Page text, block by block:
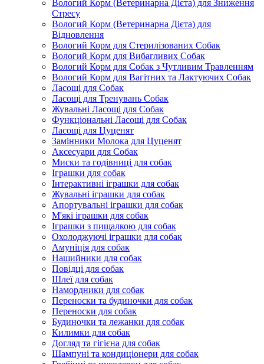
Вологий Корм (Ветеринарна Дієта) для Зниження
Стресу
Вологий Корм (Ветеринарна Дієта) для
Відновлення
Вологий Корм для Стерилізованих Собак
Вологий Корм для Вибагливих Собак
Вологий Корм для Собак з Чутливим Травленням
Вологий Корм для Вагітних та Лактуючих Собак
Ласощі для Собак
Ласощі для Тренувань Собак
Жувальні Ласощі для Собак
Функціональні Ласощі для Собак
Ласощі для Цуценят
Замінники Молока для Цуценят
Аксесуари для Собак
Миски та годівниці для собак
Іграшки для собак
Інтерактивні іграшки для собак
Жувальні іграшки для собак
Апортувальні іграшки для собак
М'які іграшки для собак
Іграшки з пищалкою для собак
Охолоджуючі іграшки для собак
Амуніція для собак
Нашийники для собак
Повідці для собак
Шлеї для собак
Намордники для собак
Переноски та будиночки для собак
Переноски для собак
Будиночки та лежанки для собак
Килимки для собак
Догляд та гігієна для собак
Шампуні та кондиціонери для собак